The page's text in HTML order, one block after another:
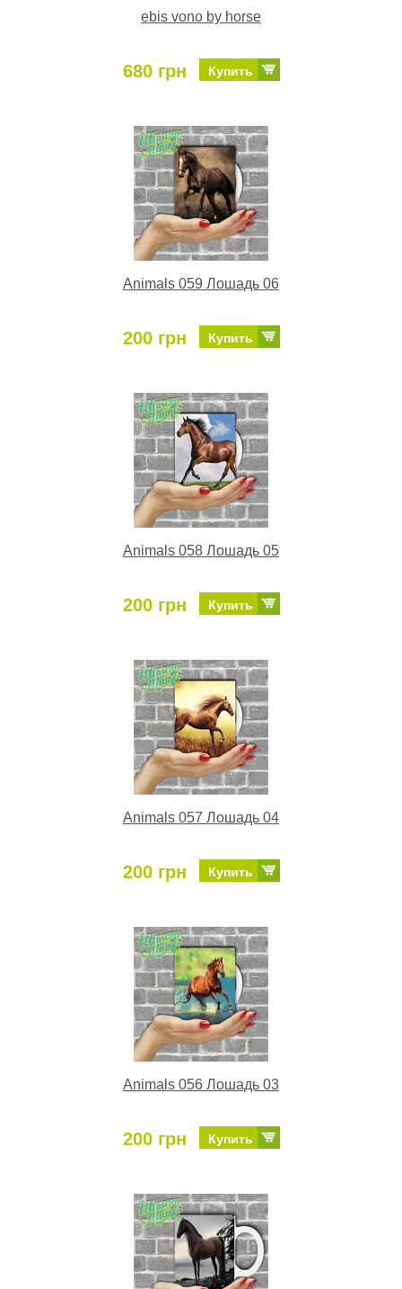
ebis vono by horse
680 грн Купить
Animals 059 Лошадь 06
200 грн Купить
Animals 058 Лошадь 05
200 грн Купить
Animals 057 Лошадь 04
200 грн Купить
Animals 056 Лошадь 03
200 грн Купить